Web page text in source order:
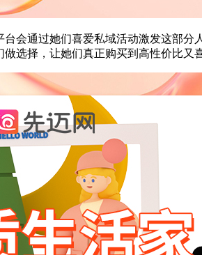
会通过她们喜爱私域活动激发这部分
选择，让她们真正购买到高性价比又